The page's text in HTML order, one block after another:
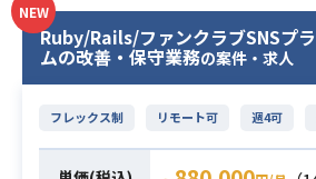
たアプリ開発の実
・Git/GitHub等を
バージョン管理・
験（3年以上）
長年運用されてい
トフォームのデー
景に、
物流領域の業務プ
に携わっていただ
NEW
Ruby/Rails/ファンクラブSNSプ
ムの改善・保守業務の案件・求人
フレックス制 リモート可 週4可